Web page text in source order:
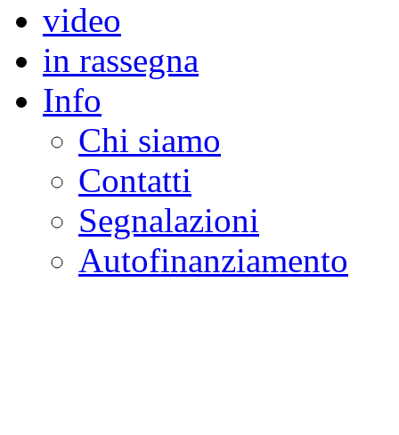
video
in rassegna
Info
Chi siamo
Contatti
Segnalazioni
Autofinanziamento